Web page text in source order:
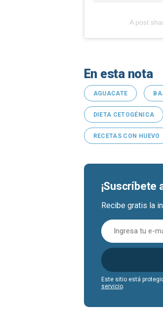
A post
En esta nota
AGUACATE
DIETA CETOGÉNICA
RECETAS CON HUEVO
¡Suscríbete
Recibe gratis la
Este sitio está
servicio.